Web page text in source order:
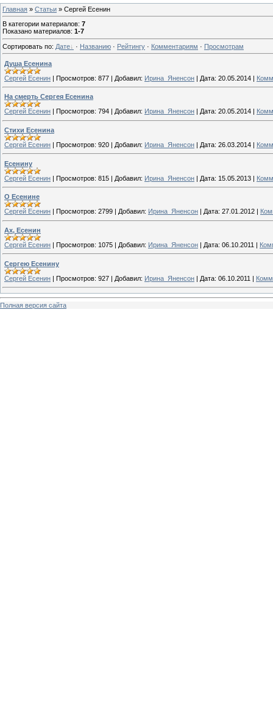
Главная » Статьи » Сергей Есенин
В категории материалов: 7
Показано материалов: 1-7
Сортировать по: Дате · Названию · Рейтингу · Комментариям · Просмотрам
Душа Есенина
Сергей Есенин | Просмотров: 877 | Добавил: Ирина_Яненсон | Дата: 20.05.2014 |
На смерть Сергея Есенина
Сергей Есенин
Просмотров: 794 Добавил: Ирина_Яненсон Дата: 20.05.2014
Стихи Есенина
Сергей Есенин | Просмотров: 920 | Добавил: Ирина_Яненсон | Дата: 26.03.2014 |
Есенину
Сергей Есенин | Просмотров: 815 | Добавил: Ирина_Яненсон | Дата: 15.05.2013 |
О Есенине
Сергей Есенин
Просмотров: 2799 Добавил: Ирина_Яненсон Дата: 27.01.2012
Ах, Есенин
Сергей Есенин | Просмотров: 1075 | Добавил: Ирина_Яненсон | Дата: 06.10.2011 |
Сергею Есенину
Сергей Есенин | Просмотров: 927 | Добавил: Ирина_Яненсон | Дата: 06.10.2011 |
Полная версия сайта